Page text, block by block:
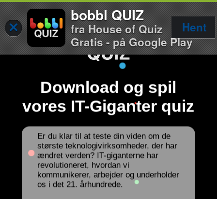
×
bobbl QUIZ
fra House of Quiz
Gratis - på Google Play
Hent
Download og spil
vores IT-Giganter quiz
Er du klar til at teste din viden om de
største teknologivirksomheder, der har
ændret verden? IT-giganterne har
revolutioneret, hvordan vi
kommunikerer, arbejder og underholder
os i det 21. århundrede.